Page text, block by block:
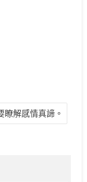
解感情真諦。